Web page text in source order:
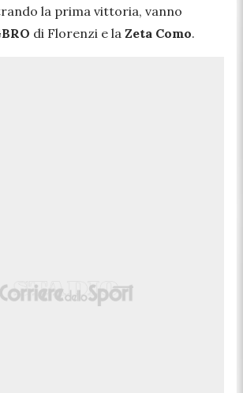
la prima vittoria, vanno
di Florenzi e la Zeta Como.